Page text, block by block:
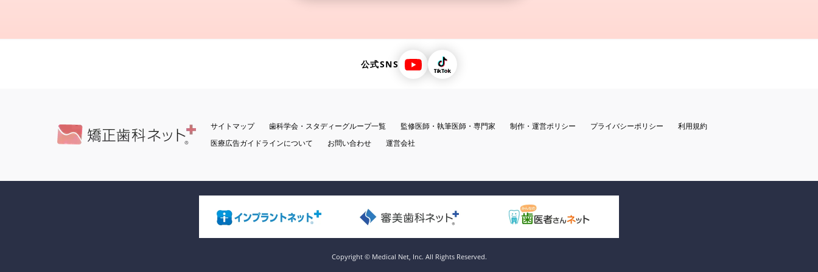
公式SNS
サイトマップ 歯科学会・スタディーグループ一覧 監修医師・執筆医師・専門家 制作・運営ポリシー プライバシーポリシー
利用規約
医療広告ガイドラインについて
お問い合わせ 運営会社
Copyright © Medical Net, Inc. All Rights Reserved.